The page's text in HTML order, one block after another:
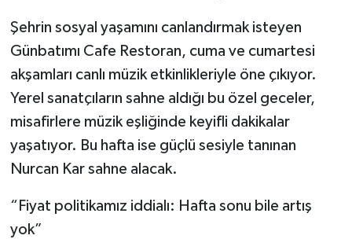
Şehrin sosyal yaşamını canlandırmak isteyen
Günbatımı Cafe Restoran, cuma ve cumartesi
akşamları canlı müzik etkinlikleriyle öne çıkıyor.
Yerel sanatçıların sahne aldığı bu özel geceler,
misafirlere müzik eşliğinde keyifli dakikalar
yaşatıyor. Bu hafta ise güçlü sesiyle tanınan
Nurcan Kar sahne alacak.
“Fiyat politikamız iddialı: Hafta sonu bile artış
yok”